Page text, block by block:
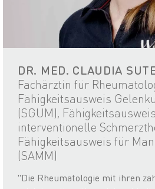
DR. MED. CLAUDIA
Fachärztin für
Fähigkeitsausweis
(SGUM),
interventionelle
Fähigkeitsausweis für
(SAMM)
"Die Rheumatologie mit ihren